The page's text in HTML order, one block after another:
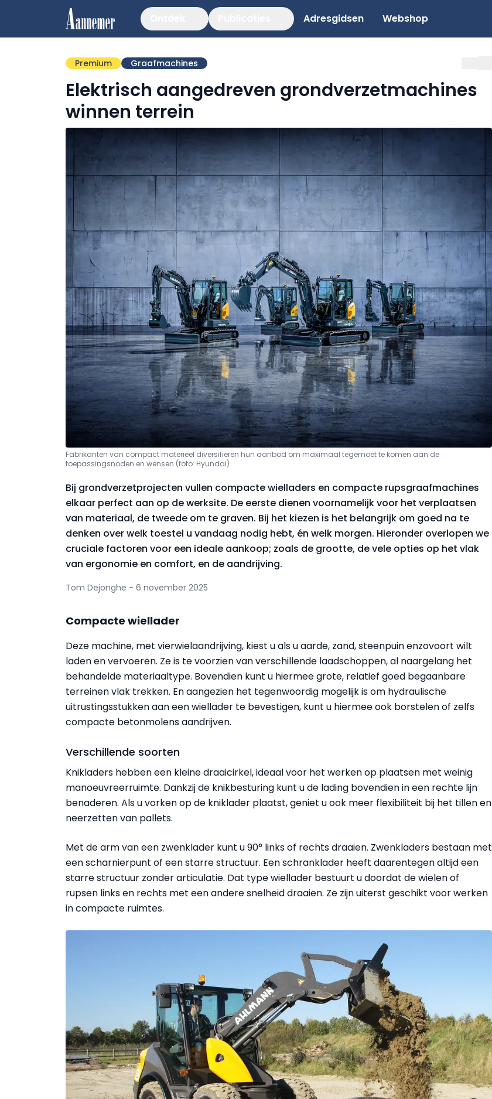
Adresgidsen Webshop
Premium Graafmachines
Elektrisch aangedreven grondverzetmachines
winnen terrein
Fabrikanten van compact materieel diversifiëren hun aanbod om maximaal tegemoet te komen aan de
toepassingsnoden en wensen (foto: Hyundai)
Bij grondverzetprojecten vullen compacte wielladers en compacte rupsgraafmachines
elkaar perfect aan op de werksite. De eerste dienen voornamelijk voor het verplaatsen
van materiaal, de tweede om te graven. Bij het kiezen is het belangrijk om goed na te
denken over welk toestel u vandaag nodig hebt, én welk morgen. Hieronder overlopen we
cruciale factoren voor een ideale aankoop; zoals de grootte, de vele opties op het vlak
van ergonomie en comfort, en de aandrijving.
Tom Dejonghe - 6 november 2025
Compacte wiellader
Deze machine, met vierwielaandrijving, kiest u als u aarde, zand, steenpuin enzovoort wilt
laden en vervoeren. Ze is te voorzien van verschillende laadschoppen, al naargelang het
behandelde materiaaltype. Bovendien kunt u hiermee grote, relatief goed begaanbare
terreinen vlak trekken. En aangezien het tegenwoordig mogelijk is om hydraulische
uitrustingsstukken aan een wiellader te bevestigen, kunt u hiermee ook borstelen of zelfs
compacte betonmolens aandrijven.
Verschillende soorten
Knikladers hebben een kleine draaicirkel, ideaal voor het werken op plaatsen met weinig
manoeuvreerruimte. Dankzij de knikbesturing kunt u de lading bovendien in een rechte lijn
benaderen. Als u vorken op de kniklader plaatst, geniet u ook meer flexibiliteit bij het tillen en
neerzetten van pallets.
Met de arm van een zwenklader kunt u 90° links of rechts draaien. Zwenkladers bestaan met
een scharnierpunt of een starre structuur. Een schranklader heeft daarentegen altijd een
starre structuur zonder articulatie. Dat type wiellader bestuurt u doordat de wielen of
rupsen links en rechts met een andere snelheid draaien. Ze zijn uiterst geschikt voor werken
in compacte ruimtes.